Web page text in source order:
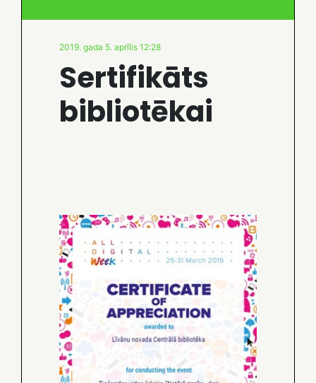
2019. gada 5. aprīlis 12:28
Sertifikāts
bibliotēkai